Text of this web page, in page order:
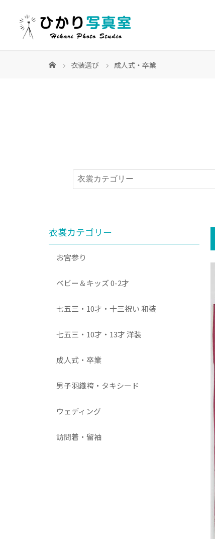
衣装選び 成人式・卒業
衣裳カテゴリー
お宮参り
ベビー＆キッズ 0-2才
七五三・10才・十三祝い 和装
七五三・10才・13才 洋装
成人式・卒業
男子羽織袴・タキシード
ウェディング
訪問着・留袖